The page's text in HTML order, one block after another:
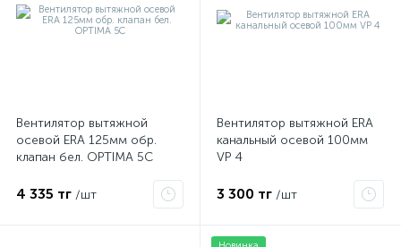
Вентилятор вытяжной
осевой ERA 125мм обр.
клапан бел. OPTIMA 5C
4 335 тг /шт
Вентилятор вытяжной ERA
канальный осевой 100мм
VP 4
3 300 тг /шт